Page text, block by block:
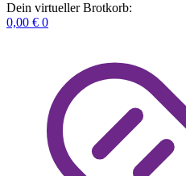
Dein virtueller Brotkorb:
0,00 € 0